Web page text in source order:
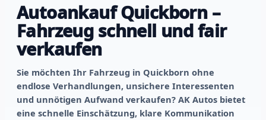
Autoankauf Quickborn –
Fahrzeug schnell und fair
verkaufen
Sie möchten Ihr Fahrzeug in Quickborn ohne
endlose Verhandlungen, unsichere Interessenten
und unnötigen Aufwand verkaufen? AK Autos bietet
eine schnelle Einschätzung, klare Kommunikation